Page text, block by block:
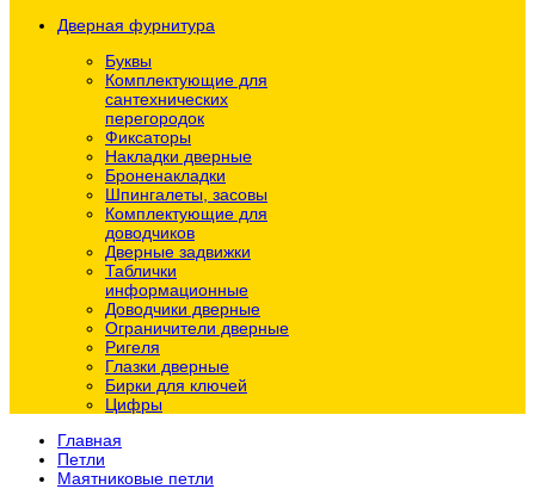
Дверная фурнитура
Буквы
Комплектующие для
сантехнических
перегородок
Фиксаторы
Накладки дверные
Броненакладки
Шпингалеты, засовы
Комплектующие для
доводчиков
Дверные задвижки
Таблички
информационные
Доводчики дверные
Ограничители дверные
Ригеля
Глазки дверные
Бирки для ключей
Цифры
Главная
Петли
Маятниковые петли